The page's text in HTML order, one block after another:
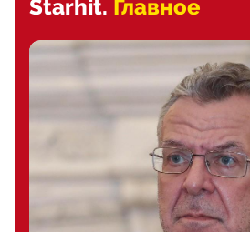
Starhit. Главное